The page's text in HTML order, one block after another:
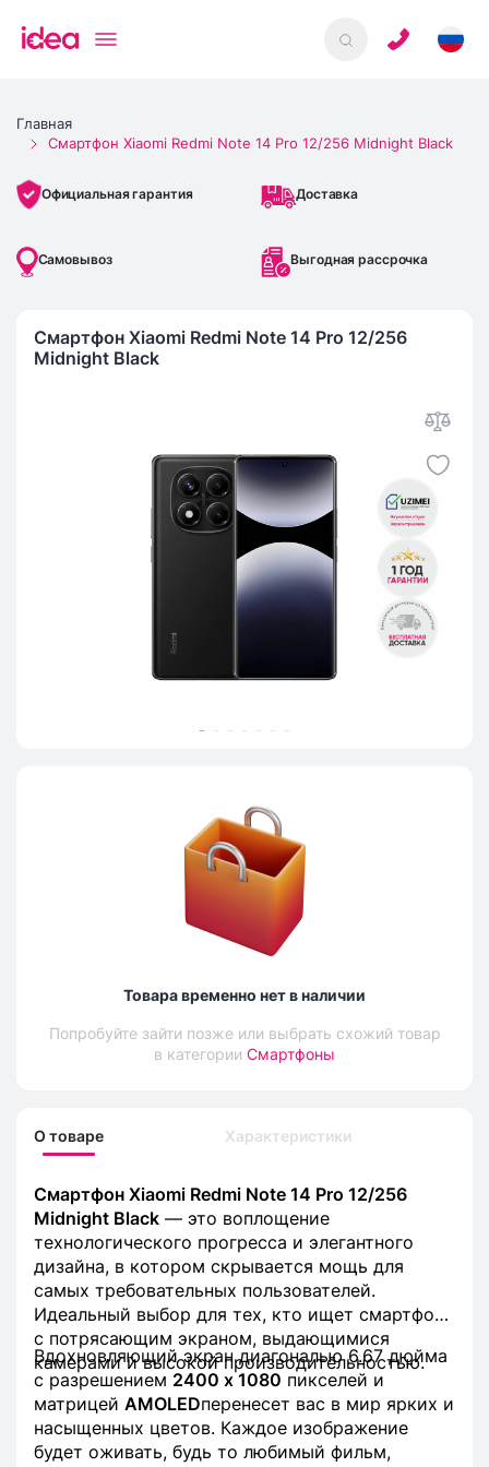
Главная
Смартфон Xiaomi Redmi Note 14 Pro 12/256 Midnight Black
Официальная гарантия Доставка
Самовывоз Выгодная рассрочка
Смартфон Xiaomi Redmi Note 14 Pro 12/256
Midnight Black
Товара временно нет в наличии
Попробуйте зайти позже или выбрать схожий товар
в категории Смартфоны
О товаре Характеристики
Смартфон Xiaomi Redmi Note 14 Pro 12/256
Midnight Black — это воплощение
технологического прогресса и элегантного
дизайна, в котором скрывается мощь для
самых требовательных пользователей.
Идеальный выбор для тех, кто ищет смартфон
с потрясающим экраном, выдающимися
камерами и высокой производительностью.
Вдохновляющий экран диагональю 6.67 дюйма
с разрешением 2400 x 1080 пикселей и
матрицей AMOLEDперенесет вас в мир ярких и
насыщенных цветов. Каждое изображение
будет оживать, будь то любимый фильм,